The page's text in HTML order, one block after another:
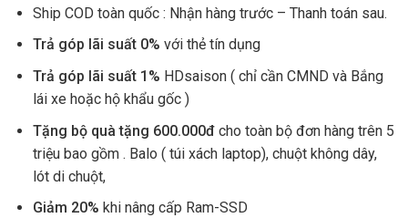
Ship COD toàn quốc : Nhận hàng trước – Thanh toán sau.
Trả góp lãi suất 0% với thẻ tín dụng
Trả góp lãi suất 1% HDsaison ( chỉ cần CMND và Bắng
lái xe hoặc hộ khẩu gốc )
Tặng bộ quà tặng 600.000đ cho toàn bộ đơn hàng trên 5
triệu bao gồm . Balo ( túi xách laptop), chuột không dây,
lót di chuột,
Giảm 20% khi nâng cấp Ram-SSD